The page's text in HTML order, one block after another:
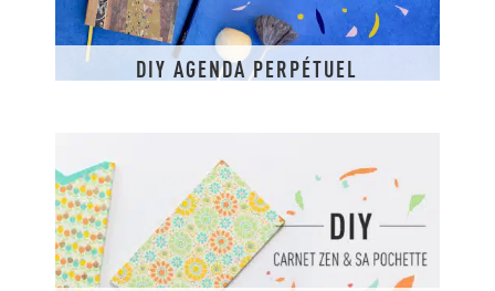
DIY AGENDA PERPÉTUEL